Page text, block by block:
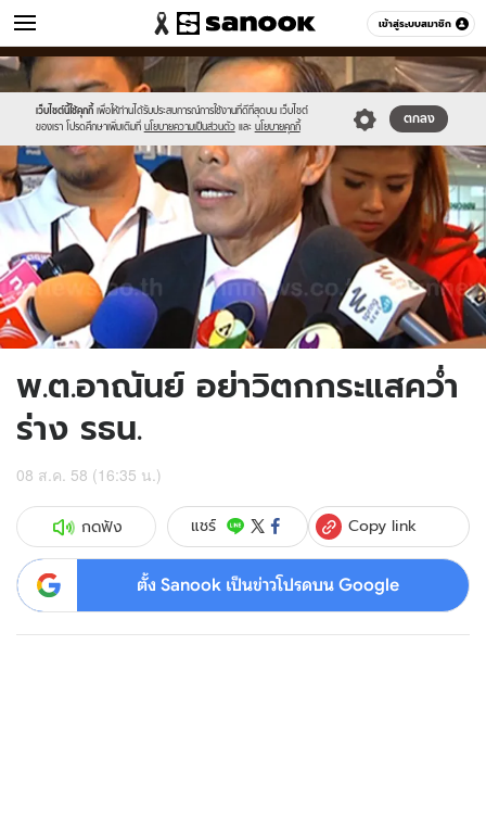
เข้าสู่ระบบสมาชิก
ข่าว หมวดอื่นๆ
เว็บไซต์นี้ใช้คุกกี้ เพื่อให้ท่านได้รับประสบการณ์การใช้งานที่ดีที่สุดบน เว็บไซต์
ของเรา โปรดศึกษาเพิ่มเติมที่ นโยบายความเป็นส่วนตัว และ นโยบายคุกกี้
ตกลง
Sanook
//s.isanook.com/sr/0/images/logo-
new-
sanook.png
600
60
//s.isanook.com/ns/0/ud/368/1844290/637690-
01.jpg
พ.ต.อาณันย์ อย่าวิตกกระแสคว่ำ
ร่าง รธน.
08 ส.ค. 58 (16:35 น.)
กดฟัง แชร์ Copy link
ตั้ง Sanook เป็นข่าวโปรดบน Google